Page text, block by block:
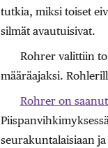
tutkia, miksi toiset
silmät avautuisivat.
Rohrer valittiin
määräajaksi.
Rohrer on
seurakuntalaisiaan